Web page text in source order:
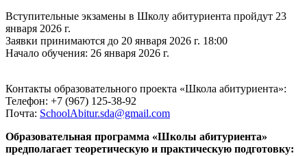
Вступительные экзамены в Школу абитуриента пройдут 23
января 2026 г.
Заявки принимаются до 20 января 2026 г. 18:00
Начало обучения: 26 января 2026 г.
Контакты образовательного проекта «Школа абитуриента»:
Телефон: +7 (967) 125-38-92
Почта: SchoolAbitur.sda@gmail.com
Образовательная программа «Школы абитуриента»
предполагает теоретическую и практическую подготовку: